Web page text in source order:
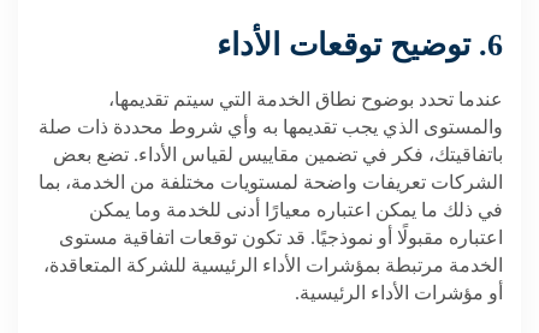
6. توضيح توقعات الأداء
عندما تحدد بوضوح نطاق الخدمة التي سيتم تقديمها،
والمستوى الذي يجب تقديمها به وأي شروط محددة ذات صلة
باتفاقيتك، فكر في تضمين مقاييس لقياس الأداء. تضع بعض
الشركات تعريفات واضحة لمستويات مختلفة من الخدمة، بما
في ذلك ما يمكن اعتباره معيارًا أدنى للخدمة وما يمكن
اعتباره مقبولًا أو نموذجيًا. قد تكون توقعات اتفاقية مستوى
الخدمة مرتبطة بمؤشرات الأداء الرئيسية للشركة المتعاقدة،
أو مؤشرات الأداء الرئيسية.